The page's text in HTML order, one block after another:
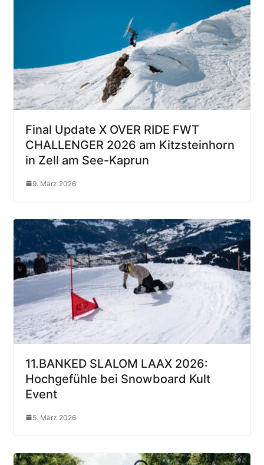
Final Update X OVER RIDE FWT
CHALLENGER 2026 am Kitzsteinhorn
in Zell am See-Kaprun
9. März 2026
11.BANKED SLALOM LAAX 2026:
Hochgefühle bei Snowboard Kult
Event
5. März 2026